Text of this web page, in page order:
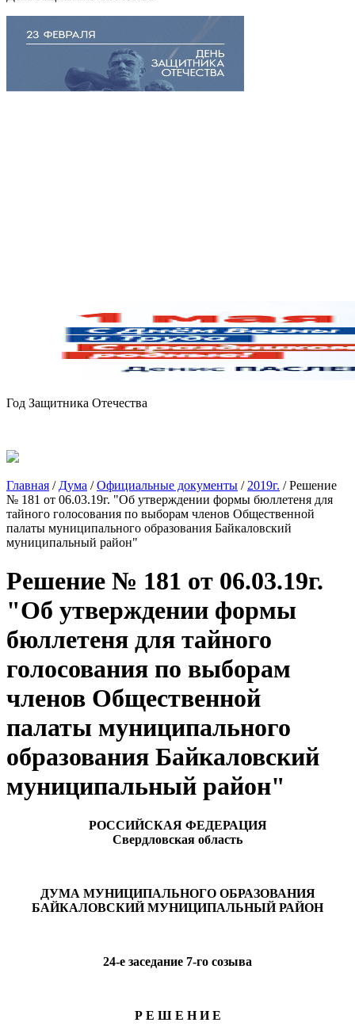
Год Защитника Отечества
Главная / Дума /Официальные документы / 2019г. /Решение
№ 181 от 06.03.19г. "Об утверждении формы бюллетеня для
тайного голосования по выборам членов Общественной
палаты муниципального образования Байкаловский
муниципальный район"
Решение № 181 от 06.03.19г.
"Об утверждении формы
бюллетеня для тайного
голосования по выборам
членов Общественной
палаты муниципального
образования Байкаловский
муниципальный район"
РОССИЙСКАЯ ФЕДЕРАЦИЯ
Свердловская область
ДУМА МУНИЦИПАЛЬНОГО ОБРАЗОВАНИЯ
БАЙКАЛОВСКИЙ МУНИЦИПАЛЬНЫЙ РАЙОН
24-е заседание 7-го созыва
Р Е Ш Е Н И Е